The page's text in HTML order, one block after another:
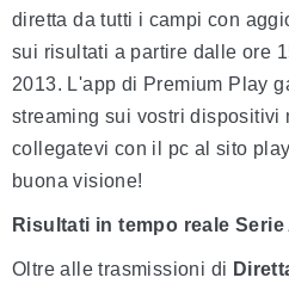
diretta da tutti i campi con
sui risultati a partire dalle ore
2013. L'app di Premium Play
streaming sui vostri dispositivi
collegatevi con il pc al sito
buona visione!
Risultati in tempo reale
Oltre alle trasmissioni di